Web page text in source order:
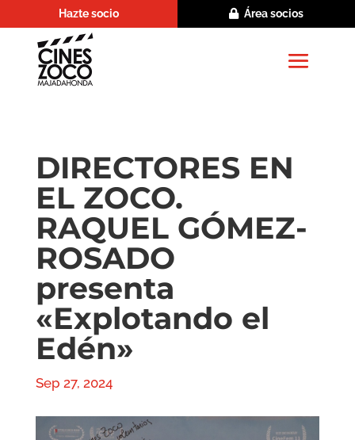
Hazte socio Área socios
DIRECTORES EN
EL ZOCO.
RAQUEL GÓMEZ-
ROSADO
presenta
«Explotando el
Edén»
Sep 27, 2024